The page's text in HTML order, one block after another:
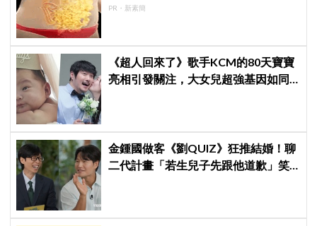
PR・新素簡
《超人回來了》歌手KCM的80天寶寶
亮相引發關注，大女兒超強基因如同
金鍾國做客《劉QUIZ》狂推結婚！聊
二代計畫「若生兒子先跟他道歉」笑